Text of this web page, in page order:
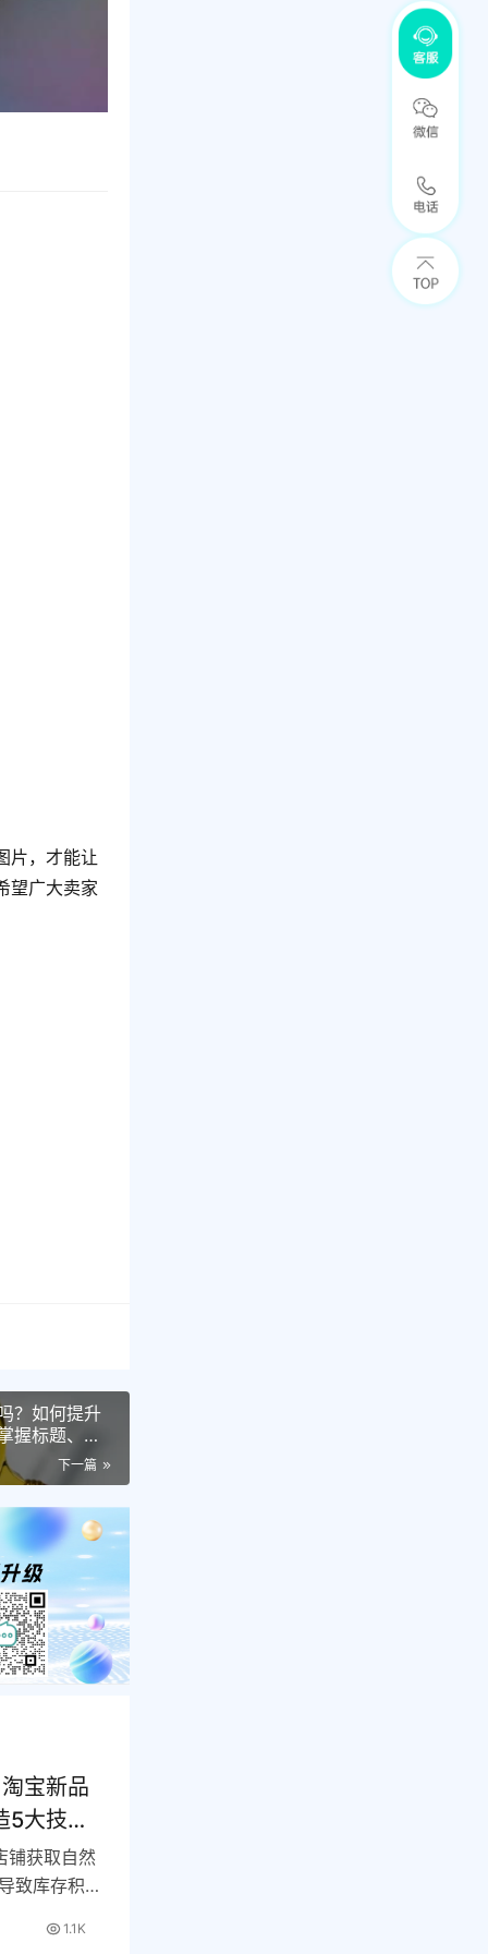
片，才能让
望广大卖家
？如何提升
握标题、主
手
下一篇
宝新品
5大技
铺获取自然
致库存积
1.1K